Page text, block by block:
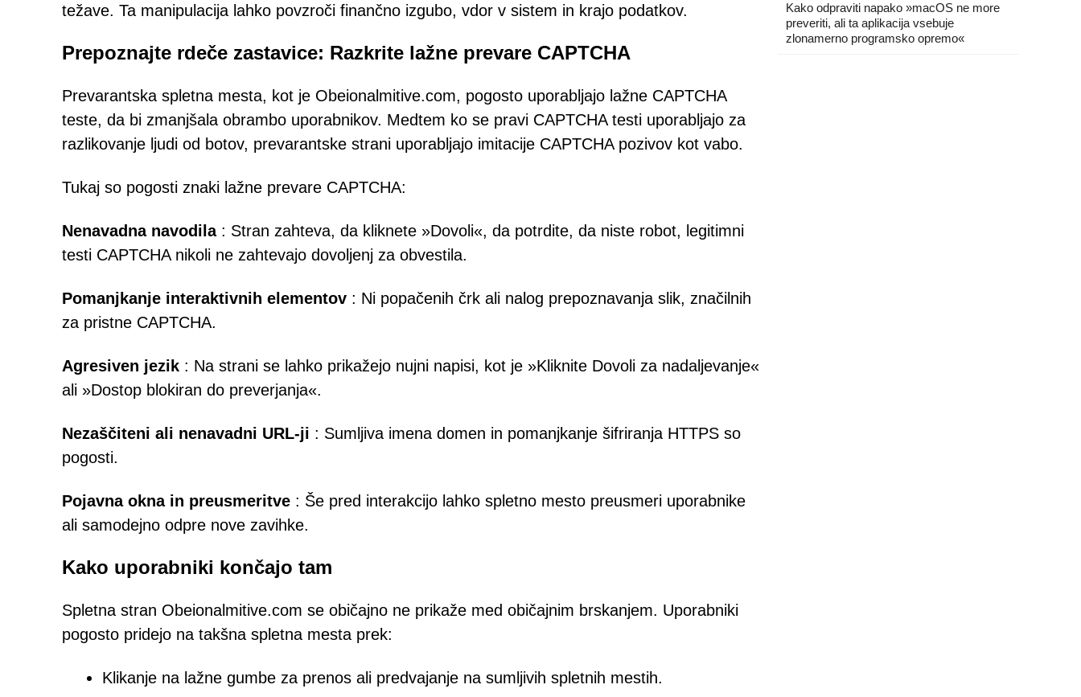
težave. Ta manipulacija lahko povzroči finančno izgubo, vdor v sistem in krajo podatkov.
Prepoznajte rdeče zastavice: Razkrite lažne prevare CAPTCHA
Prevarantska spletna mesta, kot je Obeionalmitive.com, pogosto uporabljajo lažne CAPTCHA
teste, da bi zmanjšala obrambo uporabnikov. Medtem ko se pravi CAPTCHA testi uporabljajo za
razlikovanje ljudi od botov, prevarantske strani uporabljajo imitacije CAPTCHA pozivov kot vabo.
Tukaj so pogosti znaki lažne prevare CAPTCHA:
Nenavadna navodila: Stran zahteva, da kliknete »Dovoli«, da potrdite, da niste robot, legitimni
testi CAPTCHA nikoli ne zahtevajo dovoljenj za obvestila.
Pomanjkanje interaktivnih elementov : Ni popačenih črk ali nalog prepoznavanja slik, značilnih
za pristne CAPTCHA.
Agresiven jezik : Na strani se lahko prikažejo nujni napisi, kot je »Kliknite Dovoli za nadaljevanje«
ali »Dostop blokiran do preverjanja«.
Nezaščiteni ali nenavadni URL-ji : Sumljiva imena domen in pomanjkanje šifriranja HTTPS so
pogosti.
Pojavna okna in preusmeritve : Še pred interakcijo lahko spletno mesto preusmeri uporabnike
ali samodejno odpre nove zavihke.
Kako uporabniki končajo tam
Spletna stran Obeionalmitive.com se običajno ne prikaže med običajnim brskanjem. Uporabniki
pogosto pridejo na takšna spletna mesta prek:
Klikanje na lažne gumbe za prenos ali predvajanje na sumljivih spletnih mestih.
Kako odpraviti napako »macOS ne more
preveriti, ali ta aplikacija vsebuje
zlonamerno programsko opremo«